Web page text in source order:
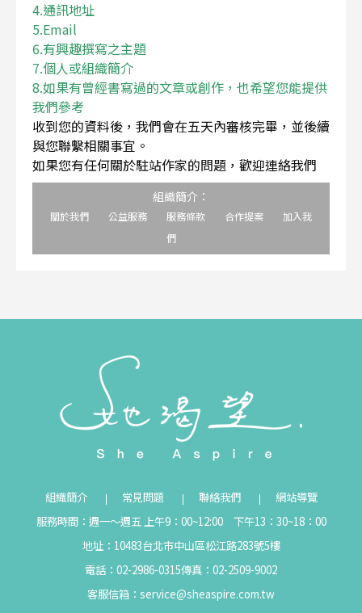
4.通訊地址
5.Email
6.有興趣撰寫之主題
7.個人或組織簡介
8.如果有曾經書寫過的文章或創作，也希望您能提供
我們參考
收到您的資料後，我們會在五天內審核完畢，並後續
與您聯繫相關事宜。
如果您有任何關於駐站作家的問題，歡迎連絡我們
組織簡介：
關於我們 公益服務 服務條款 合作提案
加入我
們
組織簡介 常見問題 聯絡我們
網站導覽
服務時間：週一～週五 上午9：00~12:00 下午13：30~18：00
地址：10483台北市中山區松江路283號5樓
電話：02-2986-0315傳真：02-2509-9002
客服信箱： service@sheaspire.com.tw